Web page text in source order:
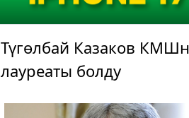
Түгөлбай Казаков
лауреаты болду